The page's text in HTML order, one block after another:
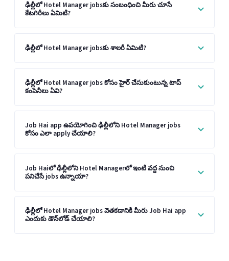
ఢిల్లీలో Hotel Manager jobsకు సంబంధించి మీరు చూసే
కేటగిరీలు ఏమిటి?
ఢిల్లీలో Hotel Manager jobsకు శాలరీ ఏమిటి?
ఢిల్లీలో Hotel Manager jobs కోసం హైర్ చేసుకుంటున్న టాప్
కంపెనీలు ఏవి?
Job Hai app ఉపయోగించి ఢిల్లీలోని Hotel Manager jobs
కోసం ఎలా apply చేయాలి?
Job Haiలో ఢిల్లీలోని Hotel Managerలో ఇంటి వద్ద నుంచి
పనిచేసే jobs ఉన్నాయా?
ఢిల్లీలో Hotel Manager jobs వెతకడానికి మీరు Job Hai app
ఎందుకు డౌన్‌లోడ్ చేయాలి?